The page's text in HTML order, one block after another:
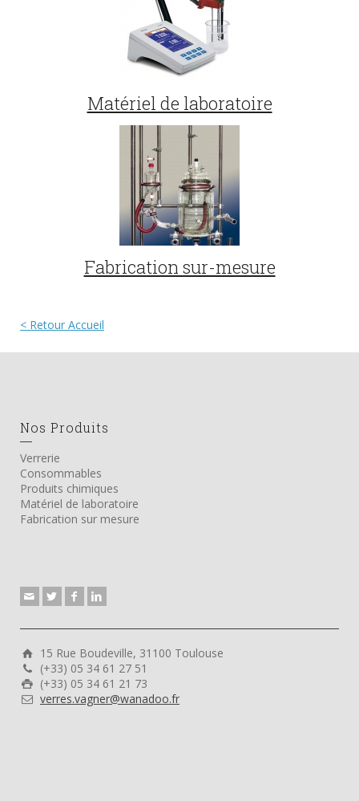
Matériel de laboratoire
Fabrication sur-mesure
< Retour Accueil
Nos Produits
Verrerie
Consommables
Produits chimiques
Matériel de laboratoire
Fabrication sur mesure
15 Rue Boudeville, 31100 Toulouse
(+33) 05 34 61 27 51
(+33) 05 34 61 21 73
verres.vagner@wanadoo.fr